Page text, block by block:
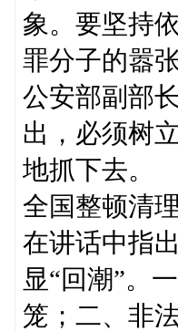
象。要坚持
罪分子的嚣
公安部副部
出，必须树
地抓下去。
全国整顿清
在讲话中指
显“回潮”。
笼；二、非